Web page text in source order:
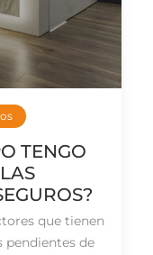
TENGO
que tienen
pendientes de